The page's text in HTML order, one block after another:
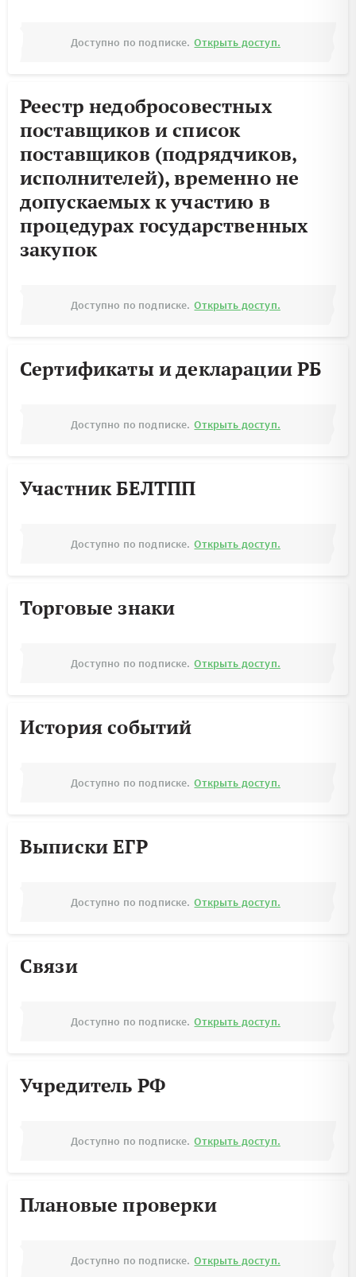
Доступно по подписке. Открыть доступ.
Реестр недобросовестных
поставщиков и список
поставщиков (подрядчиков,
исполнителей), временно не
допускаемых к участию в
процедурах государственных
закупок
Доступно по подписке. Открыть доступ.
Сертификаты и декларации РБ
Доступно по подписке. Открыть доступ.
Участник БЕЛТПП
Доступно по подписке. Открыть доступ.
Торговые знаки
Доступно по подписке. Открыть доступ.
История событий
Доступно по подписке. Открыть доступ.
Выписки ЕГР
Доступно по подписке. Открыть доступ.
Связи
Доступно по подписке. Открыть доступ.
Учредитель РФ
Доступно по подписке. Открыть доступ.
Плановые проверки
Доступно по подписке. Открыть доступ.